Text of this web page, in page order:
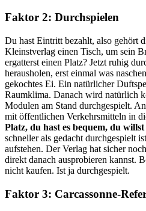
Faktor 2: Durchspielen
Du hast Eintritt bezahlt, also gehört
Kleinstverlag einen Tisch, um sein
ergatterst einen Platz? Jetzt ruhig
herausholen, erst einmal was
gekochtes Ei. Ein natürlicher
Raumklima. Danach wird natürlich
Modulen am Stand durchgespielt.
mit öffentlichen Verkehrsmitteln in
Platz, du hast es bequem, du willst
schneller als gedacht durchgespielt
aufstehen. Der Verlag hat sicher
direkt danach ausprobieren kannst.
nicht kaufen. Ist ja durchgespielt.
Faktor 3: Carcassonne-